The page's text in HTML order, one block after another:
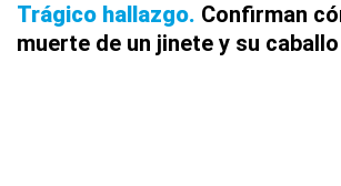
Trágico hallazgo Confirman
muerte de un jinete y su